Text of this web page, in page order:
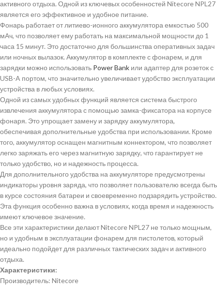
активного отдыха. Одной из ключевых особенностей Nitecore NPL27
является его эффективное и удобное питание.
Фонарь работает от литиево-ионного аккумулятора емкостью 500
мАч, что позволяет ему работать на максимальной мощности до 1
часа 15 минут. Это достаточно для большинства оперативных задач
или ночных вылазок. Аккумулятор в комплекте с фонарем, и для
зарядки можно использовать Power Bank или адаптер для розеток с
USB-A портом, что значительно увеличивает удобство эксплуатации
устройства в любых условиях.
Одной из самых удобных функций является система быстрого
извлечения аккумулятора с помощью замка-фиксатора на корпусе
фонаря. Это упрощает замену и зарядку аккумулятора,
обеспечивая дополнительные удобства при использовании. Кроме
того, аккумулятор оснащен магнитным коннектором, что позволяет
легко заряжать его через магнитную зарядку, что гарантирует не
только удобство, но и надежность процесса.
Для дополнительного удобства на аккумуляторе предусмотрены
индикаторы уровня заряда, что позволяет пользователю всегда быть
в курсе состояния батареи и своевременно подзарядить устройство.
Эта функция особенно важна в условиях, когда время и надежность
имеют ключевое значение.
Все эти характеристики делают Nitecore NPL27 не только мощным,
но и удобным в эксплуатации фонарем для пистолетов, который
идеально подойдет для различных тактических задач и активного
отдыха.
Характеристики:
Производитель: Nitecore